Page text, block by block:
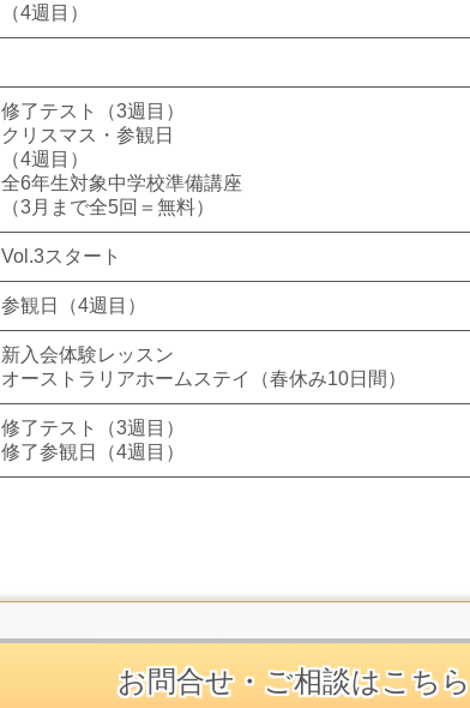
（4週目）
修了テスト（3週目）
クリスマス・参観日
（4週目）
全6年生対象中学校準備講座
（3月まで全5回＝無料）
Vol.3スタート
参観日（4週目）
新入会体験レッスン
オーストラリアホームステイ（春休み10日間）
修了テスト（3週目）
修了参観日（4週目）
お問合せ・ご相談はこちら